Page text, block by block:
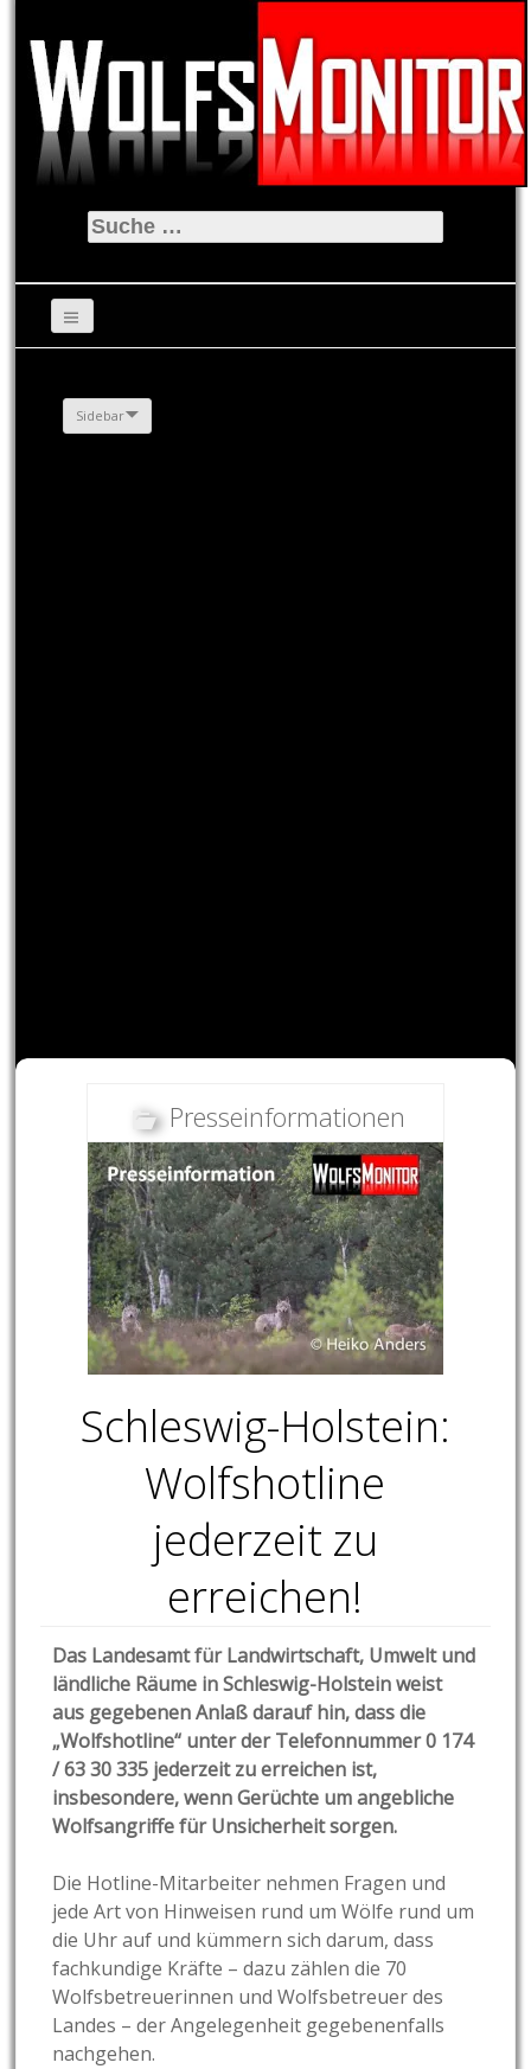
Suche
nach:
Sidebar
Presseinformationen
Schleswig-Holstein:
Wolfshotline
jederzeit zu
erreichen!
Das Landesamt für Landwirtschaft, Umwelt und
ländliche Räume in Schleswig-Holstein weist
aus gegebenen Anlaß darauf hin, dass die
„Wolfshotline“ unter der Telefonnummer 0 174
/ 63 30 335 jederzeit zu erreichen ist,
insbesondere, wenn Gerüchte um angebliche
Wolfsangriffe für Unsicherheit sorgen.
Die Hotline-Mitarbeiter nehmen Fragen und
jede Art von Hinweisen rund um Wölfe rund um
die Uhr auf und kümmern sich darum, dass
fachkundige Kräfte – dazu zählen die 70
Wolfsbetreuerinnen und Wolfsbetreuer des
Landes – der Angelegenheit gegebenenfalls
nachgehen.